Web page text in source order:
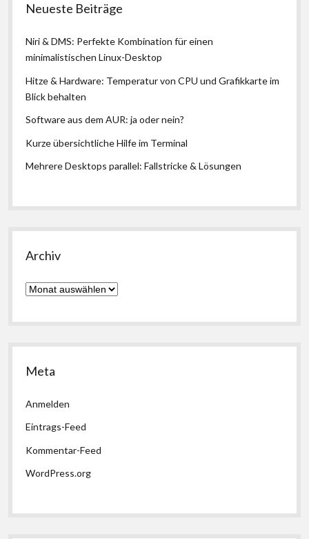
Neueste Beiträge
Niri & DMS: Perfekte Kombination für einen
minimalistischen Linux-Desktop
Hitze & Hardware: Temperatur von CPU und Grafikkarte im
Blick behalten
Software aus dem AUR: ja oder nein?
Kurze übersichtliche Hilfe im Terminal
Mehrere Desktops parallel: Fallstricke & Lösungen
Archiv
Archiv
Meta
Anmelden
Eintrags-Feed
Kommentar-Feed
WordPress.org